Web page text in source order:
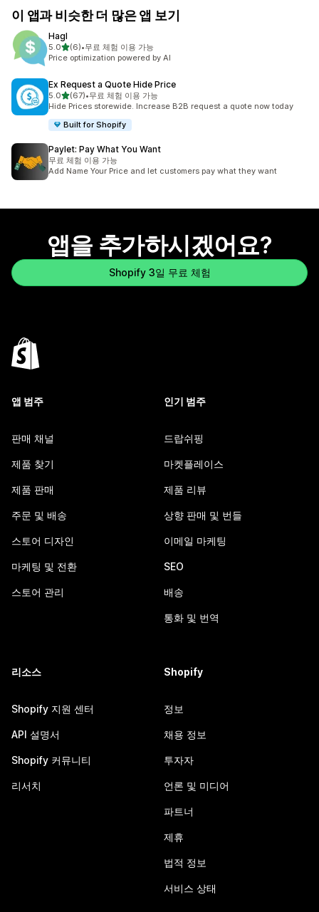
이 앱과 비슷한 더 많은 앱 보기
Hagl
5.0별 5개 중
(6)
총 리뷰 6개
•무료 체험 이용 가능
Price optimization powered by AI
Ex Request a Quote Hide Price
5.0별 5개 중
(67)
총 리뷰 67개
•무료 체험 이용 가능
Hide Prices storewide. Increase B2B request a quote now today
Built for Shopify
Paylet: Pay What You Want
무료 체험 이용 가능
Add Name Your Price and let customers pay what they want
앱을 추가하시겠어요?
Shopify 3일 무료 체험
앱 범주
판매 채널
제품 찾기
제품 판매
주문 및 배송
스토어 디자인
마케팅 및 전환
스토어 관리
인기 범주
드랍쉬핑
마켓플레이스
제품 리뷰
상향 판매 및 번들
이메일 마케팅
SEO
배송
통화 및 번역
리소스
Shopify 지원 센터
API 설명서
Shopify 커뮤니티
리서치
Shopify
정보
채용 정보
투자자
언론 및 미디어
파트너
제휴
법적 정보
서비스 상태